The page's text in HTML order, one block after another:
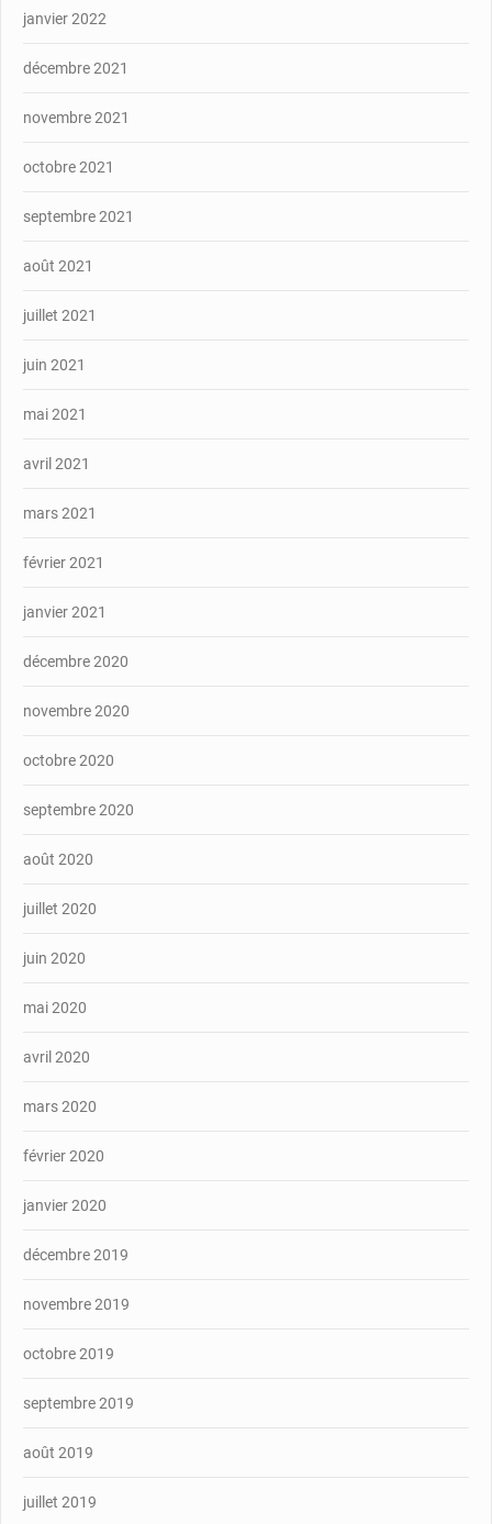
janvier 2022
décembre 2021
novembre 2021
octobre 2021
septembre 2021
août 2021
juillet 2021
juin 2021
mai 2021
avril 2021
mars 2021
février 2021
janvier 2021
décembre 2020
novembre 2020
octobre 2020
septembre 2020
août 2020
juillet 2020
juin 2020
mai 2020
avril 2020
mars 2020
février 2020
janvier 2020
décembre 2019
novembre 2019
octobre 2019
septembre 2019
août 2019
juillet 2019